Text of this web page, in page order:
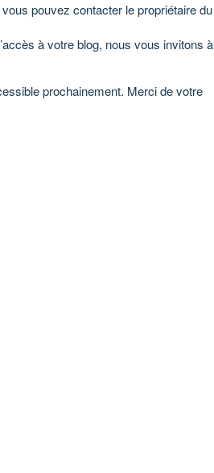
pouvez contacter le propriétaire du
à votre blog, nous vous invitons à
prochainement. Merci de votre